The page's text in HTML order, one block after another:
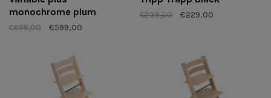
monochrome plum
€699,00 €599,00
€239,00 €229,00